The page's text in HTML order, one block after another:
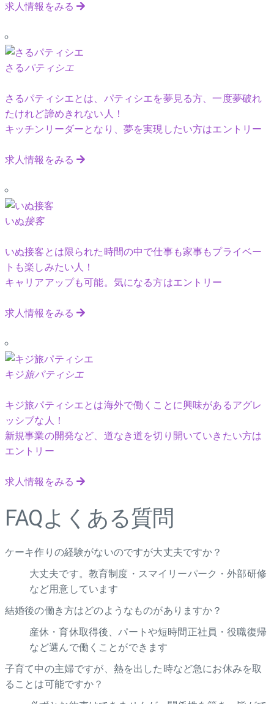
求人情報をみる
さるパティシエ
さるパティシエとは、パティシエを夢見る方、一度夢破れ
たけれど諦めきれない人！
キッチンリーダーとなり、夢を実現したい方はエントリー
求人情報をみる
いぬ接客
いぬ接客とは限られた時間の中で仕事も家事もプライベー
トも楽しみたい人！
キャリアアップも可能。気になる方はエントリー
求人情報をみる
キジ旅パティシエ
キジ旅パティシエとは海外で働くことに興味があるアグレ
ッシブな人！
新規事業の開発など、道なき道を切り開いていきたい方は
エントリー
求人情報をみる
FAQよくある質問
ケーキ作りの経験がないのですが大丈夫ですか？
大丈夫です。教育制度・スマイリーパーク・外部研修
など用意しています
結婚後の働き方はどのようなものがありますか？
産休・育休取得後、パートや短時間正社員・役職復帰
など選んで働くことができます
子育て中の主婦ですが、熱を出した時など急にお休みを取
ることは可能ですか？